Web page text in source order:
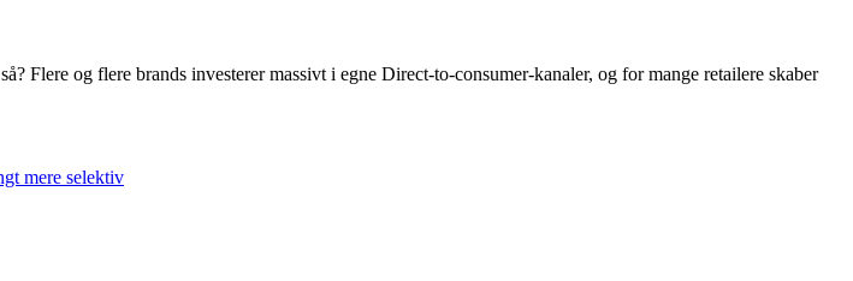
Flere og flere brands investerer massivt i egne Direct-to-consumer-kanaler, og for mange retailere skaber